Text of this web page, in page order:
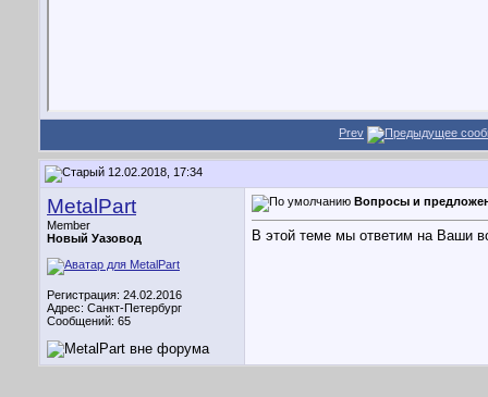
Prev
12.02.2018, 17:34
MetalPart
Member
Новый Уазовод
Регистрация: 24.02.2016
Адрес: Санкт-Петербург
Сообщений: 65
Вопросы и
В этой теме мы ответим на Ваши